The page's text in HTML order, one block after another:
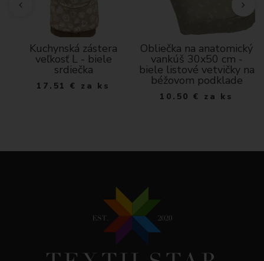
Kuchynská zástera
veľkosť L - biele
srdiečka
17.51 € za ks
Obliečka na anatomický
vankúš 30x50 cm -
biele listové vetvičky na
béžovom podklade
10.50 € za ks